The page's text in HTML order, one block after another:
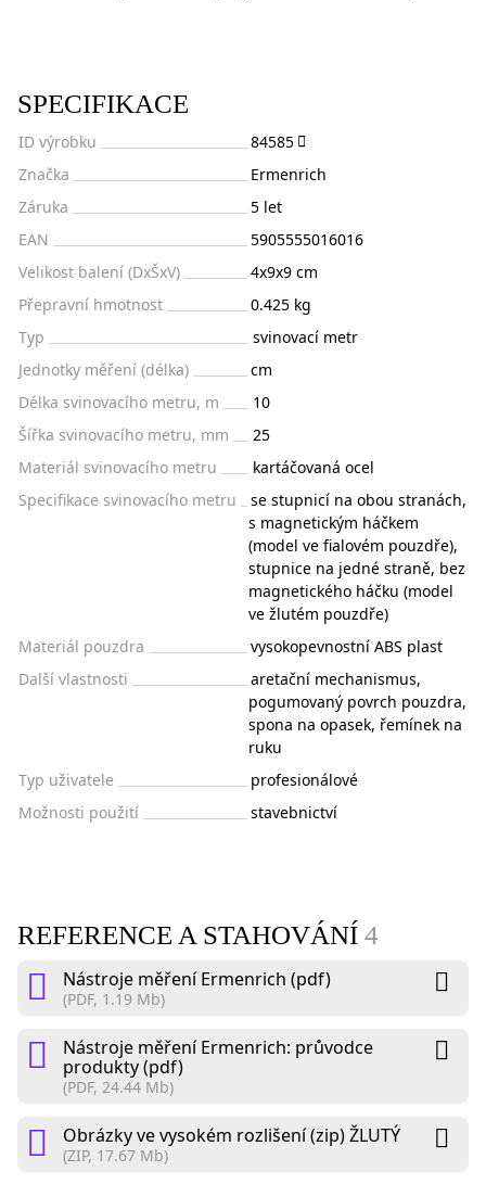
SPECIFIKACE
ID výrobku
84585
Značka
Ermenrich
Záruka
5 let
EAN
5905555016016
Velikost balení (DxŠxV)
4x9x9 cm
Přepravní hmotnost
0.425 kg
Typ
svinovací metr
Jednotky měření (délka)
cm
Délka svinovacího metru, m
10
Šířka svinovacího metru, mm
25
Materiál svinovacího metru
kartáčovaná ocel
Specifikace svinovacího metru
se stupnicí na obou stranách,
s magnetickým háčkem
(model ve fialovém pouzdře),
stupnice na jedné straně, bez
magnetického háčku (model
ve žlutém pouzdře)
Materiál pouzdra
vysokopevnostní ABS plast
Další vlastnosti
aretační mechanismus,
pogumovaný povrch pouzdra,
spona na opasek, řemínek na
ruku
Typ uživatele
profesionálové
Možnosti použití
stavebnictví
REFERENCE A STAHOVÁNÍ 4
Nástroje měření Ermenrich (pdf)
(PDF, 1.19 Mb)
Nástroje měření Ermenrich: průvodce
produkty (pdf)
(PDF, 24.44 Mb)
Obrázky ve vysokém rozlišení (zip) ŽLUTÝ
(ZIP, 17.67 Mb)